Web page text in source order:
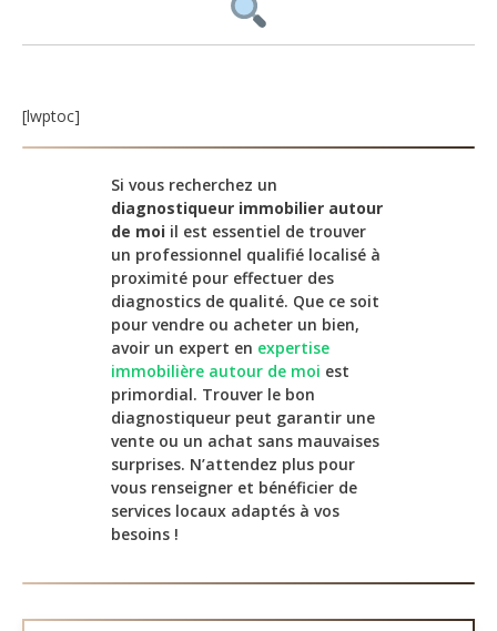
[lwptoc]
Si vous recherchez un
diagnostiqueur immobilier autour
de moi il est essentiel de trouver
un professionnel qualifié localisé à
proximité pour effectuer des
diagnostics de qualité. Que ce soit
pour vendre ou acheter un bien,
avoir un expert en expertise
immobilière autour de moi est
primordial. Trouver le bon
diagnostiqueur peut garantir une
vente ou un achat sans mauvaises
surprises. N’attendez plus pour
vous renseigner et bénéficier de
services locaux adaptés à vos
besoins !